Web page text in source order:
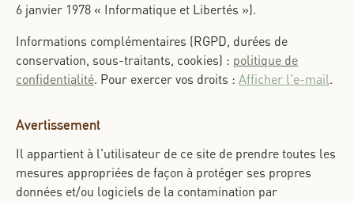
6 janvier 1978 « Informatique et Libertés »).
Informations complémentaires (RGPD, durées de
conservation, sous-traitants, cookies) : politique de
confidentialité. Pour exercer vos droits : Afficher l'e-mail.
Avertissement
Il appartient à l'utilisateur de ce site de prendre toutes les
mesures appropriées de façon à protéger ses propres
données et/ou logiciels de la contamination par